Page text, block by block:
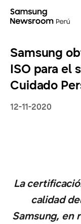
Samsung
ISO para el
Cuidado
12-11-2020
La
calidad
Samsung, en